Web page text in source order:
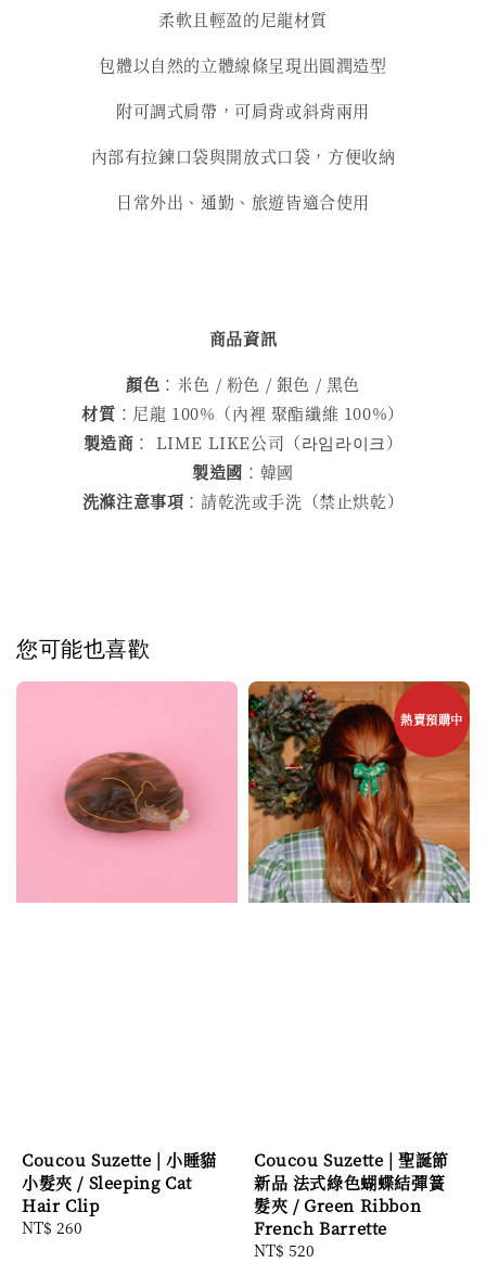
柔軟且輕盈的尼龍材質
包體以自然的立體線條呈現出圓潤造型
附可調式肩帶，可肩背或斜背兩用
內部有拉鍊口袋與開放式口袋，方便收納
日常外出、通勤、旅遊皆適合使用
商品資訊
顏色 ：米色 / 粉色 / 銀色 / 黑色
材質 ：尼龍 100%（內裡 聚酯纖維 100%）
製造商 ： LIME LIKE公司（라임라이크）
製造國 ：韓國
洗滌注意事項 ：請乾洗或手洗（禁止烘乾）
您可能也喜歡
Coucou Suzette | 小睡貓
小髮夾 / Sleeping Cat
Hair Clip
Regular
NT$ 260
熱賣預購中
Coucou Suzette | 聖誕節
新品 法式綠色蝴蝶結彈簧
髮夾 / Green Ribbon
French Barrette
Regular
NT$ 520